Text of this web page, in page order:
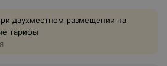
двухместном размещении на
тарифы